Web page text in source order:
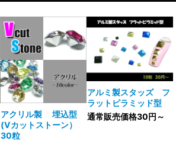
アクリル製 埋込型
(Vカットストーン）
30粒
アルミ製スタッズ フ
ラットピラミッド型
通常販売価格30円～